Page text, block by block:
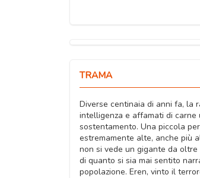
TRAMA
Diverse centinaia di anni fa, la
intelligenza e affamati di carne
sostentamento. Una piccola
estremamente alte, anche più
non si vede un gigante da
di quanto si sia mai sentito
popolazione. Eren, vinto il